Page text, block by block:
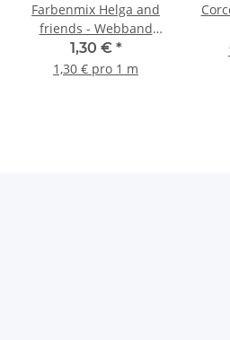
Farbenmix Helga and
friends - Webband
12mm
1,30 € *
1,30 € pro 1 m